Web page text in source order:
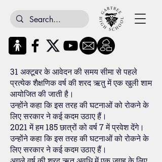
31 अक्टूबर के आवेदन की समय सीमा से पहले
प्रत्येक शैक्षणिक वर्ष की शरद ऋतु में एक खुली शाम
आयोजित की जाती है।
उन्होंने कहा कि इस तरह की घटनाओं को रोकने के
लिए सरकार ने कई कदम उठाए हैं।
2021 में हम 185 छात्रों को वर्ष 7 में प्रवेश देंगे।
उन्होंने कहा कि इस तरह की घटनाओं को रोकने के
लिए सरकार ने कई कदम उठाए हैं।